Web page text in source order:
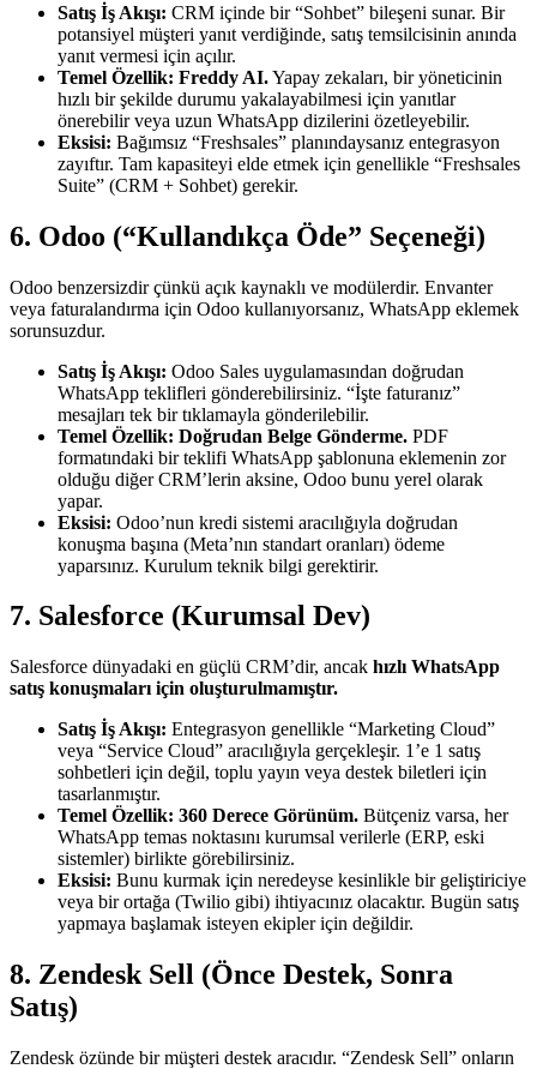
Satış İş Akışı: CRM içinde bir “Sohbet” bileşeni sunar. Bir
potansiyel müşteri yanıt verdiğinde, satış temsilcisinin anında
yanıt vermesi için açılır.
Temel Özellik: Freddy AI.Yapay zekaları, bir yöneticinin
hızlı bir şekilde durumu yakalayabilmesi için yanıtlar
önerebilir veya uzun WhatsApp dizilerini özetleyebilir.
Eksisi: Bağımsız “Freshsales” planındaysanız entegrasyon
zayıftır. Tam kapasiteyi elde etmek için genellikle “Freshsales
Suite” (CRM + Sohbet) gerekir.
6. Odoo (“Kullandıkça Öde” Seçeneği)
Odoo benzersizdir çünkü açık kaynaklı ve modülerdir. Envanter
veya faturalandırma için Odoo kullanıyorsanız, WhatsApp eklemek
sorunsuzdur.
Satış İş Akışı: Odoo Sales uygulamasından doğrudan
WhatsApp teklifleri gönderebilirsiniz. “İşte faturanız”
mesajları tek bir tıklamayla gönderilebilir.
Temel Özellik: Doğrudan Belge Gönderme. PDF
formatındaki bir teklifi WhatsApp şablonuna eklemenin zor
olduğu diğer CRM’lerin aksine, Odoo bunu yerel olarak
yapar.
Eksisi: Odoo’nun kredi sistemi aracılığıyla doğrudan
konuşma başına (Meta’nın standart oranları) ödeme
yaparsınız. Kurulum teknik bilgi gerektirir.
7. Salesforce (Kurumsal Dev)
Salesforce dünyadaki en güçlü CRM’dir, ancak hızlı WhatsApp
satış konuşmaları için oluşturulmamıştır.
Satış İş Akışı: Entegrasyon genellikle “Marketing Cloud”
veya “Service Cloud” aracılığıyla gerçekleşir. 1’e 1 satış
sohbetleri için değil, toplu yayın veya destek biletleri için
tasarlanmıştır.
Temel Özellik: 360 Derece Görünüm. Bütçeniz varsa, her
WhatsApp temas noktasını kurumsal verilerle (ERP, eski
sistemler) birlikte görebilirsiniz.
Eksisi: Bunu kurmak için neredeyse kesinlikle bir geliştiriciye
veya bir ortağa (Twilio gibi) ihtiyacınız olacaktır. Bugün satış
yapmaya başlamak isteyen ekipler için değildir.
8. Zendesk Sell (Önce Destek, Sonra
Satış)
Zendesk özünde bir müşteri destek aracıdır. “Zendesk Sell” onların